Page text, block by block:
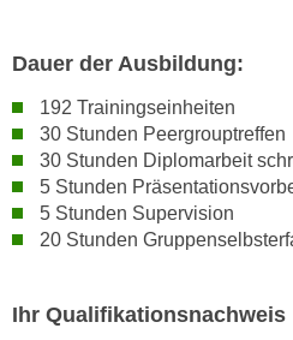
Dauer der Ausbildung:
192 Trainingseinheiten
30 Stunden Peergrouptreffen
30 Stunden Diplomarbeit
5 Stunden
5 Stunden Supervision
20 Stunden
Ihr Qualifikationsnachweis
l
e
a
b
l
e
e